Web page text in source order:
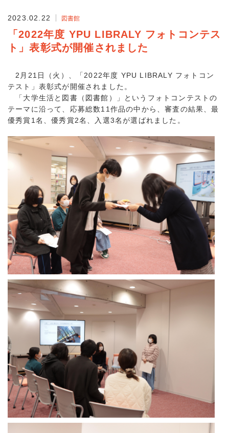
2023.02.22 図書館
「2022年度 YPU LIBRALY フォトコンテス
ト」表彰式が開催されました
2月21日（火）、「2022年度 YPU LIBRALY フォトコン
テスト」表彰式が開催されました。
「大学生活と図書（図書館）」というフォトコンテストの
テーマに沿って、応募総数11作品の中から、審査の結果、最
優秀賞1名、優秀賞2名、入選3名が選ばれました。